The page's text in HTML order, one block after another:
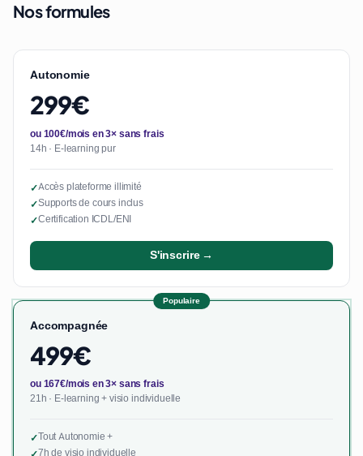
Nos formules
Autonomie
299€
ou 100€/mois en 3× sans frais
14h · E-learning pur
✓Accès plateforme illimité
✓Supports de cours inclus
✓Certification ICDL/ENI
S'inscrire →
Populaire
Accompagnée
499€
ou 167€/mois en 3× sans frais
21h · E-learning + visio individuelle
✓Tout Autonomie +
7h de visio individuelle